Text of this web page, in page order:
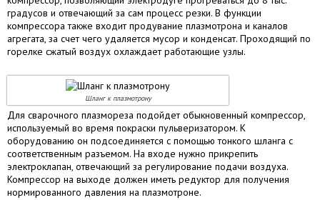
градусов и отвечающий за сам процесс резки. В функции
компрессора также входит продувание плазмотрона и каналов
агрегата, за счет чего удаляется мусор и конденсат. Проходящий по
горелке сжатый воздух охлаждает работающие узлы.
Шланг к плазмотрону
Для сварочного плазмореза подойдет обыкновенный компрессор,
используемый во время покраски пульверизатором. К
оборудованию он подсоединяется с помощью тонкого шланга с
соответственным разъемом. На входе нужно прикрепить
электроклапан, отвечающий за регулирование подачи воздуха.
Компрессор на выходе должен иметь редуктор для получения
нормированного давления на плазмотроне.